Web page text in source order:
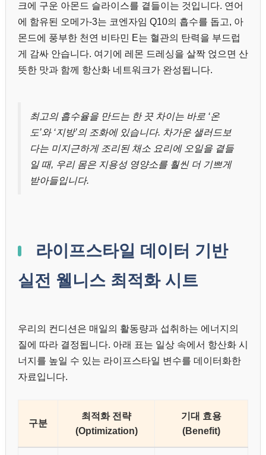
크에 구운 아몬드 슬라이스를 곁들이는 것입니다. 연어
에 함유된 오메가-3는 코엔자임 Q10의 흡수를 돕고, 아
몬드에 풍부한 천연 비타민 E는 혈관의 탄력을 부드럽
게 감싸 안습니다. 여기에 레몬 드레싱을 살짝 얹으면 산
뜻한 맛과 함께 항산화 네트워크가 완성됩니다.
최고의 흡수율을 만드는 한 끗 차이는 바로 ‘온
도’와 ‘지방’의 조화에 있습니다. 차가운 샐러드보
다는 미지근하게 조리된 채소 요리에 오일을 곁들
일 때, 우리 몸은 지용성 영양소를 훨씬 더 기쁘게
받아들입니다.
라이프스타일 데이터 기반
실전 웰니스 최적화 시트
우리의 컨디션은 매일의 활동량과 섭취하는 에너지의
질에 따라 결정됩니다. 아래 표는 일상 속에서 항산화 시
너지를 높일 수 있는 라이프스타일 변수를 데이터화한
자료입니다.
구분
최적화 전략
(Optimization)
기대 효용
(Benefit)